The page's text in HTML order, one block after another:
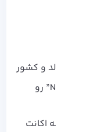
تاریخ تولد و کشور
وقتی رسیدی به بخش Payment، گزینه “None” رو
انتخاب Payment None باعث میشه اکانت